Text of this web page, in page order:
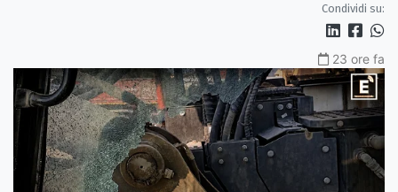
Condividi su:
23 ore fa